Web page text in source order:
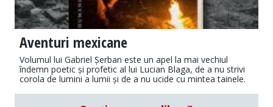
Aventuri mexicane
Volumul lui Gabriel Șerban este un apel la mai vechiul
îndemn poetic și profetic al lui Lucian Blaga, de a nu strivi
corola de lumini a lumii și de a nu ucide cu mintea tainele.